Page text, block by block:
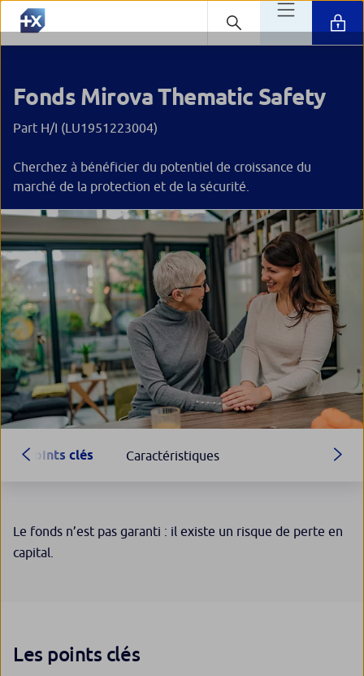
Fonds Mirova Thematic Safety
Part H/I (LU1951223004)
Cherchez à bénéficier du potentiel de croissance du
marché de la protection et de la sécurité.
Points clés Caractéristiques
Le fonds n’est pas garanti : il existe un risque de perte en
capital.
Les points clés